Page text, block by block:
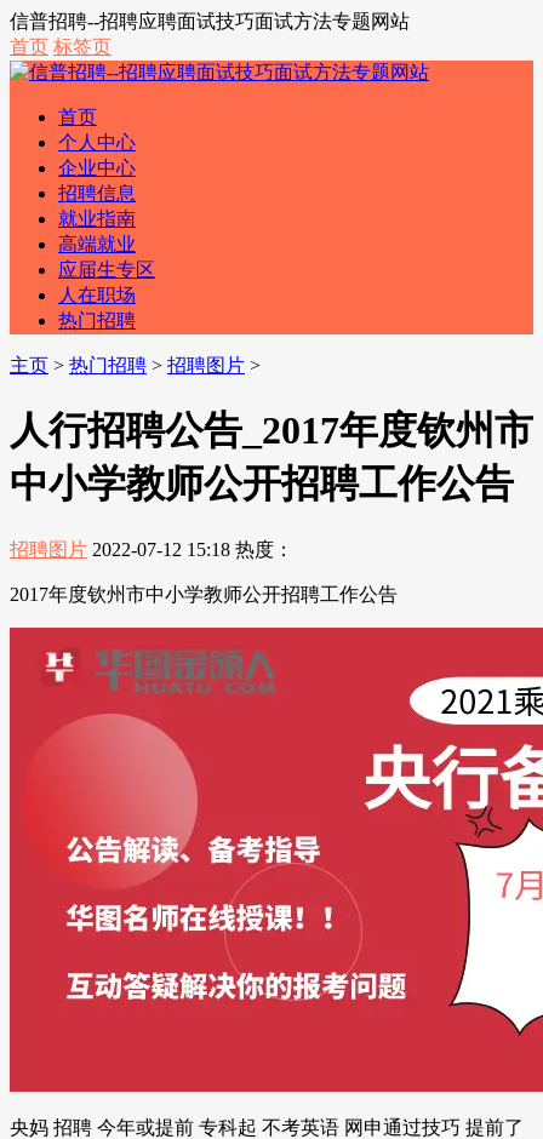
信普招聘--招聘应聘面试技巧面试方法专题网站
首页 标签页
首页
个人中心
企业中心
招聘信息
就业指南
高端就业
应届生专区
人在职场
热门招聘
主页 > 热门招聘 > 招聘图片 >
人行招聘公告_2017年度钦州市
中小学教师公开招聘工作公告
招聘图片 2022-07-12 15:18 热度：
2017年度钦州市中小学教师公开招聘工作公告
央妈 招聘 今年或提前 专科起 不考英语 网申通过技巧 提前了